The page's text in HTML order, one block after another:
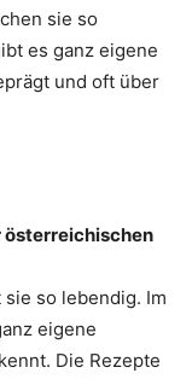
sie so
es ganz eigene
und oft über
österreichischen
so lebendig. Im
eigene
Die Rezepte